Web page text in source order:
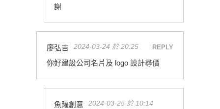
謝
廖弘吉 2024-03-24 於 20:25 REPLY
你好建設公司名片及 logo 設計尋價
魚躍創意 2024-03-25 於 10:14